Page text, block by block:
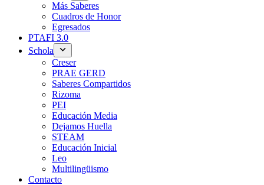
Más Saberes
Cuadros de Honor
Egresados
PTAFI 3.0
Schola
Creser
PRAE GERD
Saberes Compartidos
Rizoma
PEI
Educación Media
Dejamos Huella
STEAM
Educación Inicial
Leo
Multilingüismo
Contacto